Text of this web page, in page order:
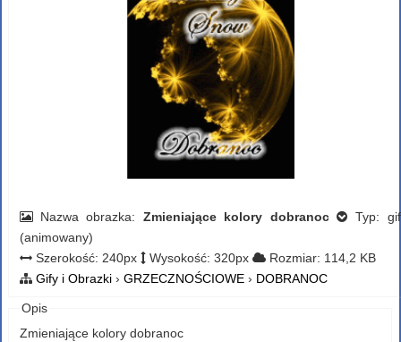
Nazwa obrazka: Zmieniające kolory dobranoc
Typ: gif
(animowany)
Szerokość: 240px Wysokość: 320px
Rozmiar: 114,2 KB
Gify i Obrazki› GRZECZNOŚCIOWE › DOBRANOC
Opis
Zmieniające kolory dobranoc